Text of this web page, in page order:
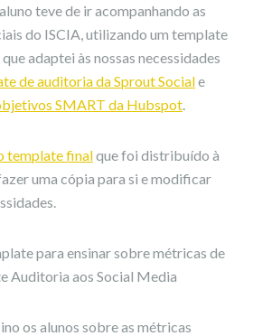
teve de ir acompanhando as
do ISCIA, utilizando um template
adaptei às nossas necessidades
de auditoria da Sprout Sociale
SMART da Hubspot.
template finalque foi distribuído à
uma cópia para si e modificar
os alunos sobre as métricas